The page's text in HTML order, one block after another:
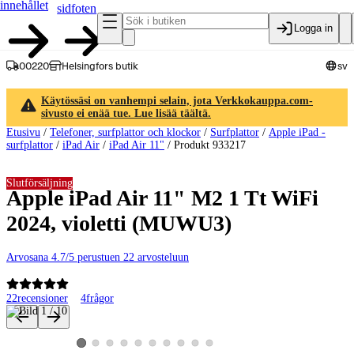
innehållet
sidfoten
Logga in
00220 Helsingfors butik sv
Käytössäsi on vanhempi selain, jota Verkkokauppa.com-
sivusto ei enää tue. Lue lisää täältä.
Etusivu / Telefoner, surfplattor och klockor / Surfplattor / Apple iPad -
surfplattor / iPad Air / iPad Air 11" / Produkt 933217
Apple iPad Air 11" M2 1 Tt WiFi
2024, violetti (MUWU3)
Arvosana 4.7/5 perustuen 22 arvosteluun
22recensioner 4frågor
Slutförsäljning
Produktbilder och videor
Visa produktbild 1
Visa produktbild 2
Visa produktbild 3
Visa produktbild 4
Visa produktbild 5
Visa produktbild 6
Visa produktbild 7
Visa produktbild 8
Visa produktbild 9
Visa produktbild 10